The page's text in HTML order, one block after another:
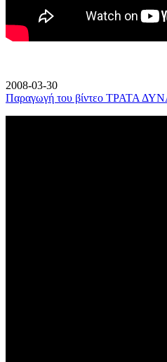
2008-03-30
Παραγωγή του βίντεο ΤΡΑΤΑ